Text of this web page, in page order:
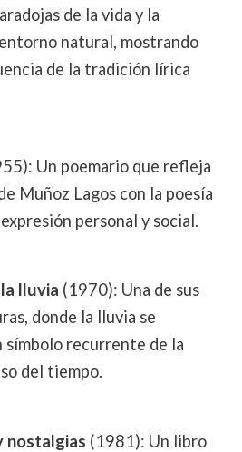
de la vida y la
natural, mostrando
de la tradición lírica
Un poemario que refleja
Muñoz Lagos con la poesía
personal y social.
lluvia (1970): Una de sus
donde la lluvia se
símbolo recurrente de la
del tiempo.
nostalgias (1981): Un libro